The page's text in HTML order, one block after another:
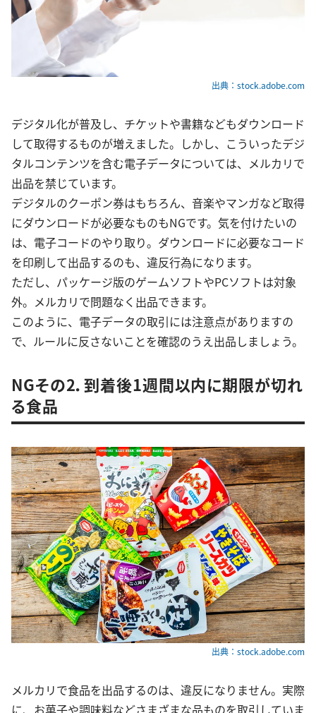
出典：stock.adobe.com
デジタル化が普及し、チケットや書籍などもダウンロード
して取得するものが増えました。しかし、こういったデジ
タルコンテンツを含む電子データについては、メルカリで
出品を禁じています。
デジタルのクーポン券はもちろん、音楽やマンガなど取得
にダウンロードが必要なものもNGです。気を付けたいの
は、電子コードのやり取り。ダウンロードに必要なコード
を印刷して出品するのも、違反行為になります。
ただし、パッケージ版のゲームソフトやPCソフトは対象
外。メルカリで問題なく出品できます。
このように、電子データの取引には注意点がありますの
で、ルールに反さないことを確認のうえ出品しましょう。
NGその2．到着後1週間以内に期限が切れ
る食品
出典：stock.adobe.com
メルカリで食品を出品するのは、違反になりません。実際
に、お菓子や調味料などさまざまな品ものを取引していま